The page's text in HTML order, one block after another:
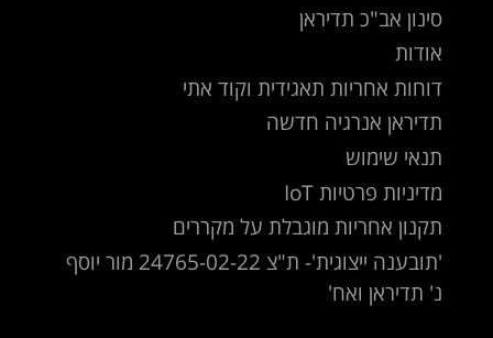
סינון אב"כ תדיראן
אודות
דוחות אחריות תאגידית וקוד אתי
תדיראן אנרגיה חדשה
תנאי שימוש
מדיניות פרטיות IoT
תקנון אחריות מוגבלת על מקררים
'תובענה ייצוגית'- ת"צ 24765-02-22 מור יוסף
נ' תדיראן ואח'